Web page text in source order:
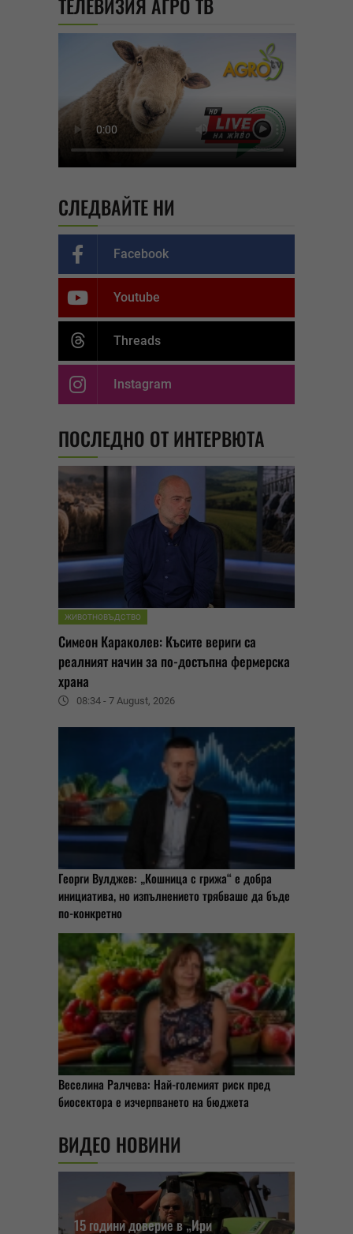
СЛЕДВАЙТЕ НИ
Facebook
Youtube
Threads
Instagram
ПОСЛЕДНО ОТ ИНТЕРВЮТА
ЖИВОТНОВЪДСТВО
Симеон Караколев: Късите вериги са
реалният начин за по-достъпна фермерска
храна
08:34 - 7 August, 2026
Георги Вулджев: „Кошница с грижа“ е добра
инициатива, но изпълнението трябваше да бъде
по-конкретно
Веселина Ралчева: Най-големият риск пред
биосектора е изчерпването на бюджета
ВИДЕО НОВИНИ
15 години доверие в „Ири